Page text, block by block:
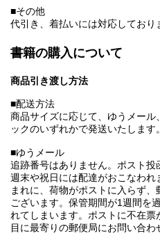
■その他
代引き、着払いには対応しており
書籍の購入について
商品引き渡し方法
■配送方法
商品サイズに応じて、ゆうメー
ックのいずれかで発送いたします。
■ゆうメール
追跡番号はありません。ポスト投
週末や祝日には配達がおこなわれ
まれに、荷物がポストに入らず
ございます。保管期間が1週間を
れてしまいます。ポストに不在
目に最寄りの郵便局にお問い合わ